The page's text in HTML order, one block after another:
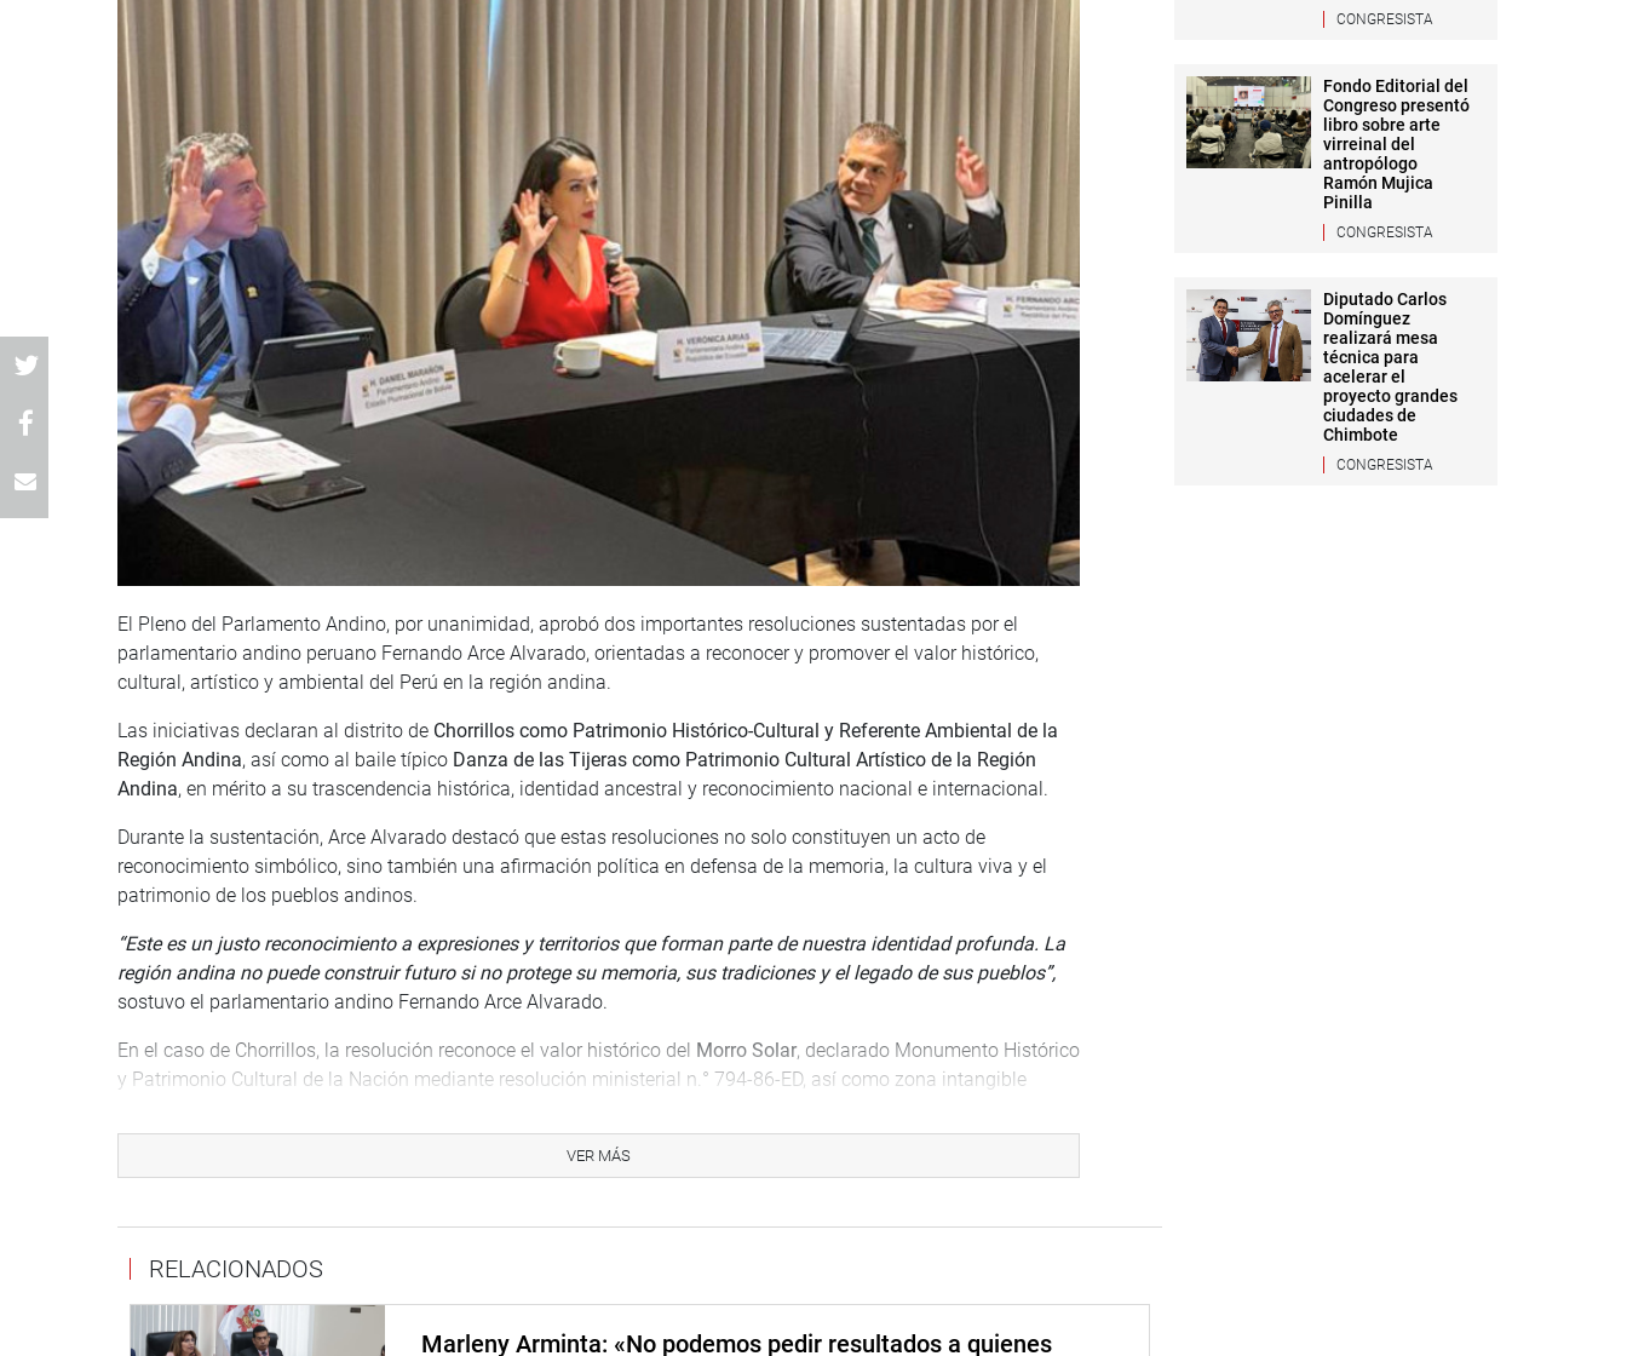
El Pleno del Parlamento Andino, por unanimidad, aprobó dos importantes resoluciones sustentadas por el
parlamentario andino peruano Fernando Arce Alvarado, orientadas a reconocer y promover el valor histórico,
cultural, artístico y ambiental del Perú en la región andina.
Las iniciativas declaran al distrito de Chorrillos como Patrimonio Histórico-Cultural y Referente Ambiental de la
Región Andina, así como al baile típico Danza de las Tijeras como Patrimonio Cultural Artístico de la Región
Andina, en mérito a su trascendencia histórica, identidad ancestral y reconocimiento nacional e internacional.
Durante la sustentación, Arce Alvarado destacó que estas resoluciones no solo constituyen un acto de
reconocimiento simbólico, sino también una afirmación política en defensa de la memoria, la cultura viva y el
patrimonio de los pueblos andinos.
“Este es un justo reconocimiento a expresiones y territorios que forman parte de nuestra identidad profunda. La
región andina no puede construir futuro si no protege su memoria, sus tradiciones y el legado de sus pueblos”,
sostuvo el parlamentario andino Fernando Arce Alvarado.
En el caso de Chorrillos, la resolución reconoce el valor histórico del Morro Solar, declarado Monumento Histórico
y Patrimonio Cultural de la Nación mediante resolución ministerial n.° 794-86-ED, así como zona intangible
materiales de los hechos ocurridos durante la Guerra del Pacífico y posee, además, un importante valor
arqueológico por la presencia del sitio Armatambo, asentamiento de la cultura Ichma y posteriormente centro
VER MÁS
RELACIONADOS
Marleny Arminta: «No podemos pedir resultados a quienes
CONGRESISTA
Fondo Editorial del
Congreso presentó
libro sobre arte
virreinal del
antropólogo
Ramón Mujica
Pinilla
CONGRESISTA
Diputado Carlos
Domínguez
realizará mesa
técnica para
acelerar el
proyecto grandes
ciudades de
Chimbote
CONGRESISTA